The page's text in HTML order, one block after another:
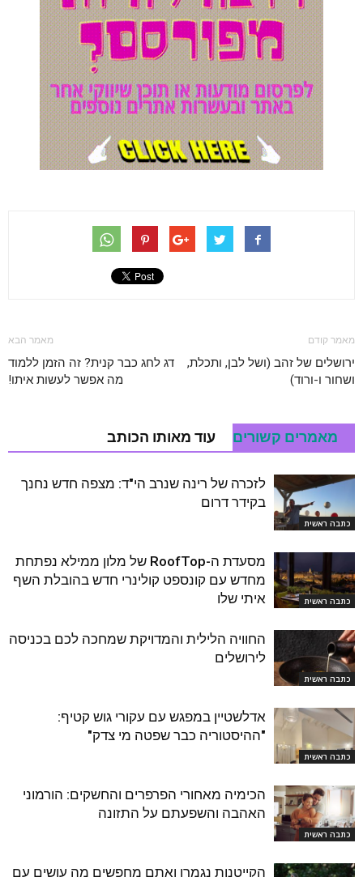
מאמר קודם
ירושלים של זהב (ושל לבן, ותכלת,
ושחור ו-ורוד)
מאמר הבא
דג לחג כבר קנית? זה הזמן ללמוד
מה אפשר לעשות איתו!
מאמרים קשורים עוד מאותו הכותב
כתבה ראשית
לזכרה של רינה שנרב הי"ד: מצפה חדש נחנך
בקידר דרום
כתבה ראשית
מסעדת ה-RoofTop של מלון ממילא נפתחת
מחדש עם קונספט קולינרי חדש בהובלת השף
איתי שלו
כתבה ראשית
החוויה הלילית והמדויקת שמחכה לכם בכניסה
לירושלים
כתבה ראשית
אדלשטיין במפגש עם עקורי גוש קטיף:
"ההיסטוריה כבר שפטה מי צדק"
כתבה ראשית
הכימיה מאחורי הפרפרים והחשקים: הורמוני
האהבה והשפעתם על התזונה
הקייטנות נגמרו ואתם מחפשים מה עושים עם